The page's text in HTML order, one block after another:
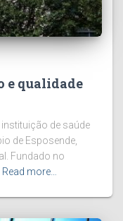
e qualidade
de saúde
de Esposende,
Fundado no
Read more…